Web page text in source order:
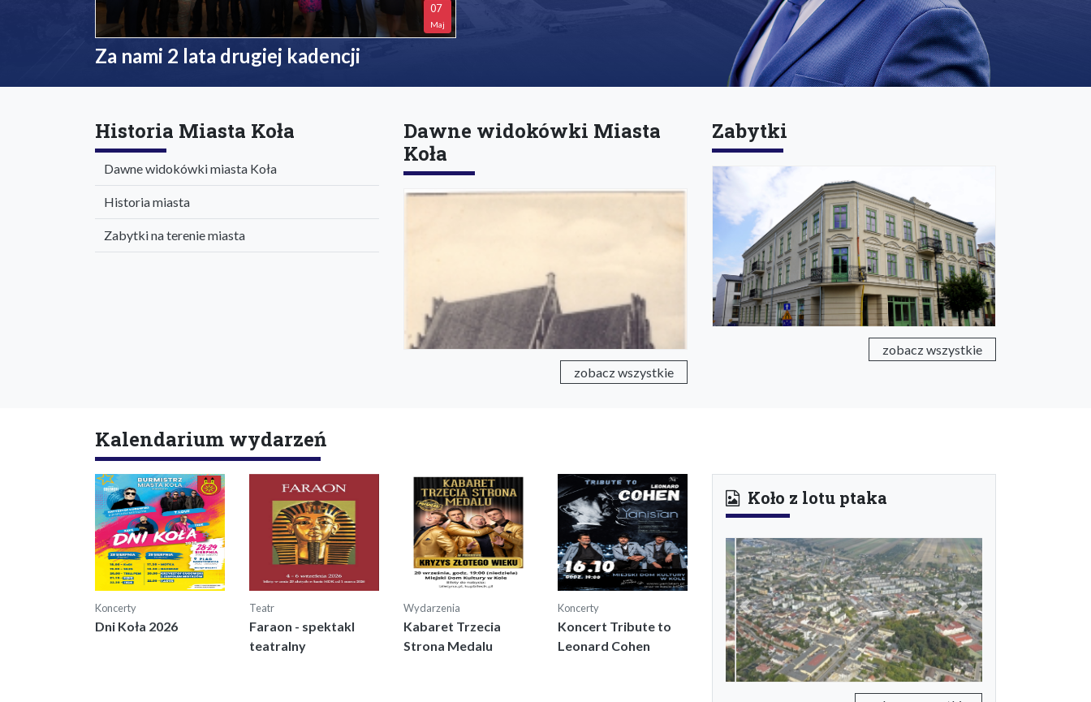
07
Maj
Za nami 2 lata drugiej kadencji
Historia Miasta Koła
Dawne widokówki miasta Koła
Historia miasta
Zabytki na terenie miasta
Dawne widokówki Miasta
Koła
zobacz wszystkie
Zabytki
zobacz wszystkie
Kalendarium wydarzeń
Koncerty
Dni Koła 2026
Teatr
Faraon - spektakl
teatralny
Wydarzenia
Kabaret Trzecia
Strona Medalu
Koncerty
Koncert Tribute to
Leonard Cohen
Koło z lotu ptaka
Previous Next